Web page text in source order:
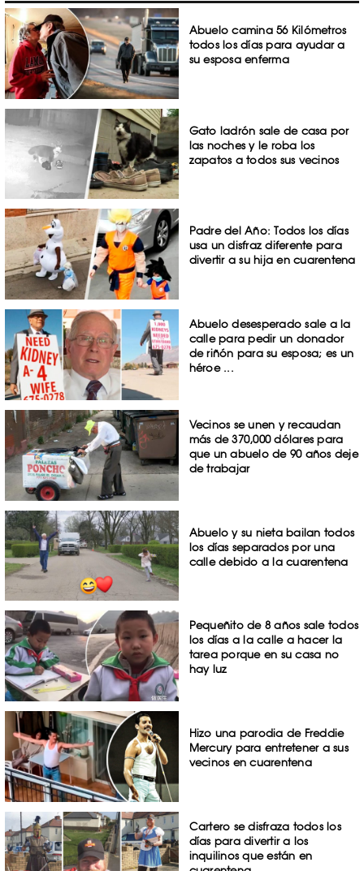
Abuelo camina 56 Kilómetros
todos los días para ayudar a
su esposa enferma
Gato ladrón sale de casa por
las noches y le roba los
zapatos a todos sus vecinos
Padre del Año: Todos los días
usa un disfraz diferente para
divertir a su hija en cuarentena
Abuelo desesperado sale a la
calle para pedir un donador
de riñón para su esposa; es un
héroe ...
Vecinos se unen y recaudan
más de 370,000 dólares para
que un abuelo de 90 años deje
de trabajar
Abuelo y su nieta bailan todos
los días separados por una
calle debido a la cuarentena
Pequeñito de 8 años sale todos
los días a la calle a hacer la
tarea porque en su casa no
hay luz
Hizo una parodia de Freddie
Mercury para entretener a sus
vecinos en cuarentena
Cartero se disfraza todos los
días para divertir a los
inquilinos que están en